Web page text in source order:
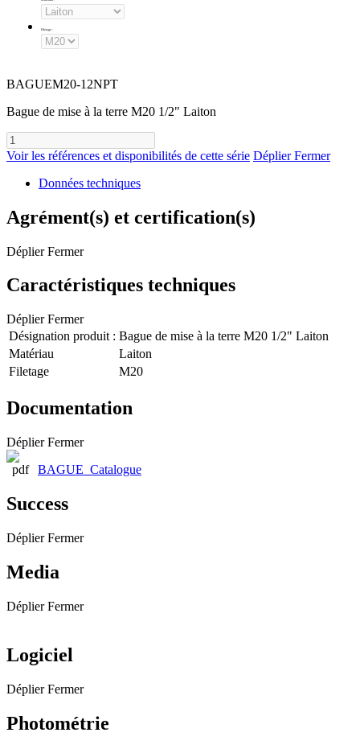
Filetage :
BAGUEM20-12NPT
Bague de mise à la terre M20 1/2" Laiton
Voir les références et disponibilités de cette série Déplier Fermer
Données techniques
Agrément(s) et certification(s)
Déplier Fermer
Caractéristiques techniques
Déplier Fermer
Désignation produit : Bague de mise à la terre M20 1/2" Laiton
Matériau
Laiton
Filetage
M20
Documentation
Déplier Fermer
BAGUE_Catalogue
Success
Déplier Fermer
Media
Déplier Fermer
Logiciel
Déplier Fermer
Photométrie